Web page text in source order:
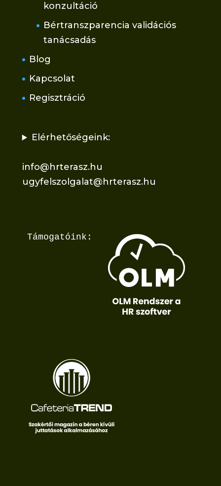
konzultáció
Bértranszparencia validációs
tanácsadás
Blog
Kapcsolat
Regisztráció
Elérhetőségeink:
info@hrterasz.hu
ugyfelszolgalat@hrterasz.hu
Támogatóink: